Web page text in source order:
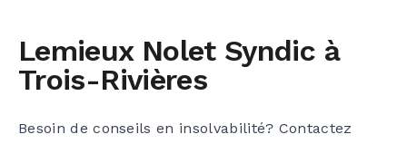
Lemieux Nolet Syndic à
Trois-Rivières
Besoin de conseils en insolvabilité? Contactez